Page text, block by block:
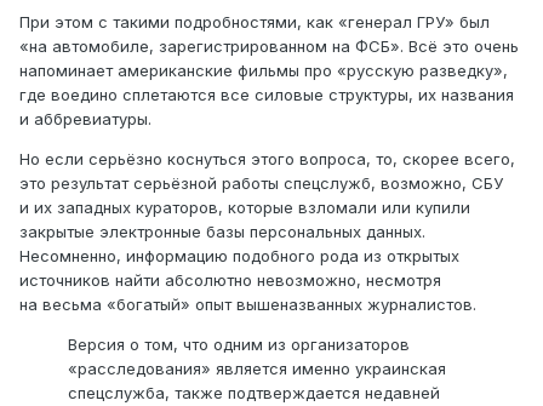
При этом с такими подробностями, как «генерал ГРУ» был
«на автомобиле, зарегистрированном на ФСБ». Всё это очень
напоминает американские фильмы про «русскую разведку»,
где воедино сплетаются все силовые структуры, их названия
и аббревиатуры.
Но если серьёзно коснуться этого вопроса, то, скорее всего,
это результат серьёзной работы спецслужб, возможно, СБУ
и их западных кураторов, которые взломали или купили
закрытые электронные базы персональных данных.
Несомненно, информацию подобного рода из открытых
источников найти абсолютно невозможно, несмотря
на весьма «богатый» опыт вышеназванных журналистов.
Версия о том, что одним из организаторов
«расследования» является именно украинская
спецслужба, также подтверждается недавней